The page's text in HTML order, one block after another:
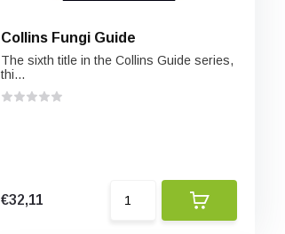
Collins Fungi Guide
The sixth title in the Collins Guide series,
thi...
€32,11